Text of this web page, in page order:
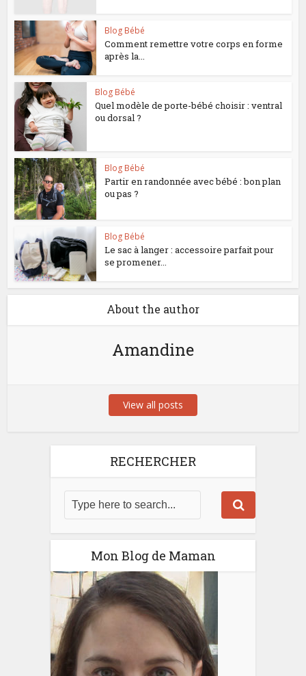
Blog Bébé
Comment remettre votre corps en forme
après la...
Blog Bébé
Quel modèle de porte-bébé choisir : ventral
ou dorsal ?
Blog Bébé
Partir en randonnée avec bébé : bon plan
ou pas ?
Blog Bébé
Le sac à langer : accessoire parfait pour
se promener...
About the author
Amandine
View all posts
RECHERCHER
Mon Blog de Maman